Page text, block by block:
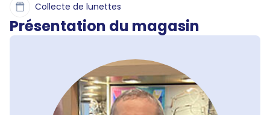
Collecte de lunettes
Présentation du magasin